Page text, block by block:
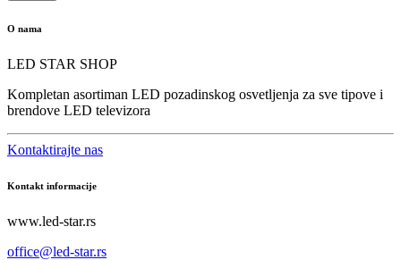
O nama
LED STAR SHOP
Kompletan asortiman LED pozadinskog osvetljenja za sve tipove i
brendove LED televizora
Kontaktirajte nas
Kontakt informacije
www.led-star.rs
office@led-star.rs